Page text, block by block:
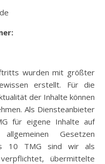
wurden mit größter
erstellt. Für die
der Inhalte können
Als Diensteanbieter
für eigene Inhalte auf
Gesetzen
10 TMG sind wir als
übermittelte